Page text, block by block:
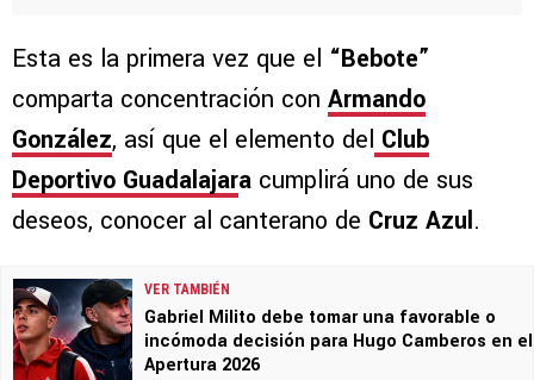
Esta es la primera vez que el “Bebote”
comparta concentración con Armando
González, así que el elemento del Club
Deportivo Guadalajara cumplirá uno de sus
deseos, conocer al canterano de Cruz Azul.
VER TAMBIÉN
Gabriel Milito debe tomar una favorable o
incómoda decisión para Hugo Camberos en el
Apertura 2026